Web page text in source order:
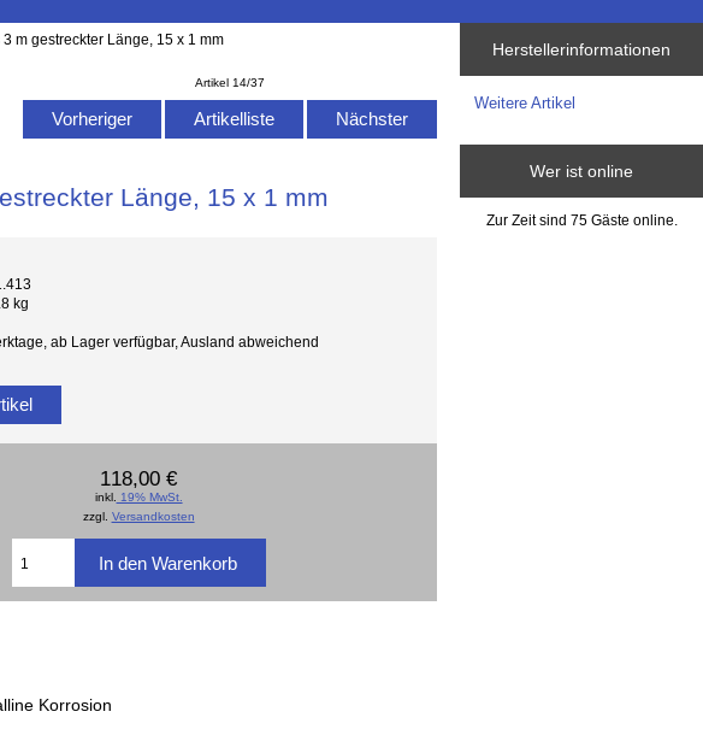
m gestreckter Länge, 15 x 1 mm
Artikel 14/37
Vorheriger Artikelliste Nächster
Länge, 15 x 1 mm
kg
ab Lager verfügbar, Ausland abweichend
118,00 €
inkl. 19% MwSt.
zzgl. Versandkosten
Korrosion
Herstellerinformationen
Weitere Artikel
Wer ist online
Zur Zeit sind 75 Gäste online.